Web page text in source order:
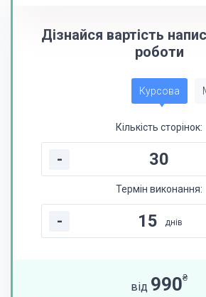
Дізнайся вартість
роботи
Курсова
Кількість сторінок:
-
Термін виконання:
- днів
від 990₴